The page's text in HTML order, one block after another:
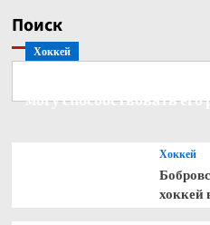
Поиск
Хоккей
Бобровский — о
могу способствовать
Хоккей
хоккей